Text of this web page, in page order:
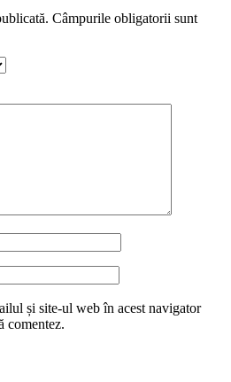
Câmpurile obligatorii sunt
și site-ul web în acest navigator
comentez.